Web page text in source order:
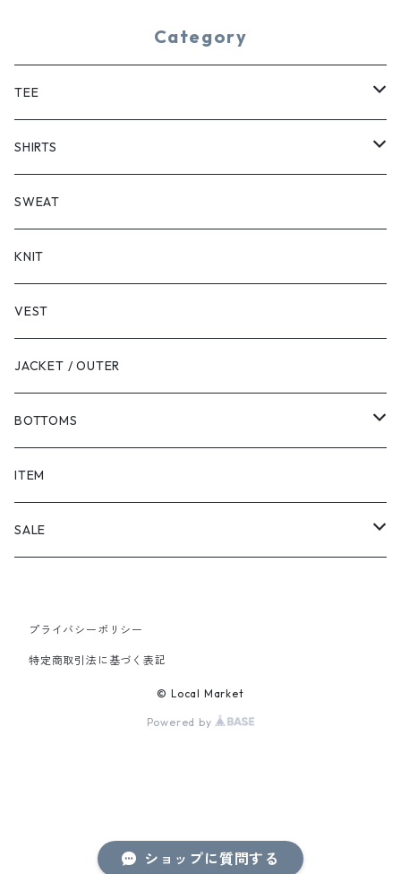
ショップに質問する
Category
TEE
SHORT SLEEVE
LONG SLEEVE
SHIRTS
SHORT SLEEVE
LONG SLEEVE
SWEAT
KNIT
VEST
JACKET / OUTER
BOTTOMS
SHORTS
PANTS
ITEM
SALE
PANTS
プライバシーポリシー
特定商取引法に基づく表記
© Local Market
Powered by